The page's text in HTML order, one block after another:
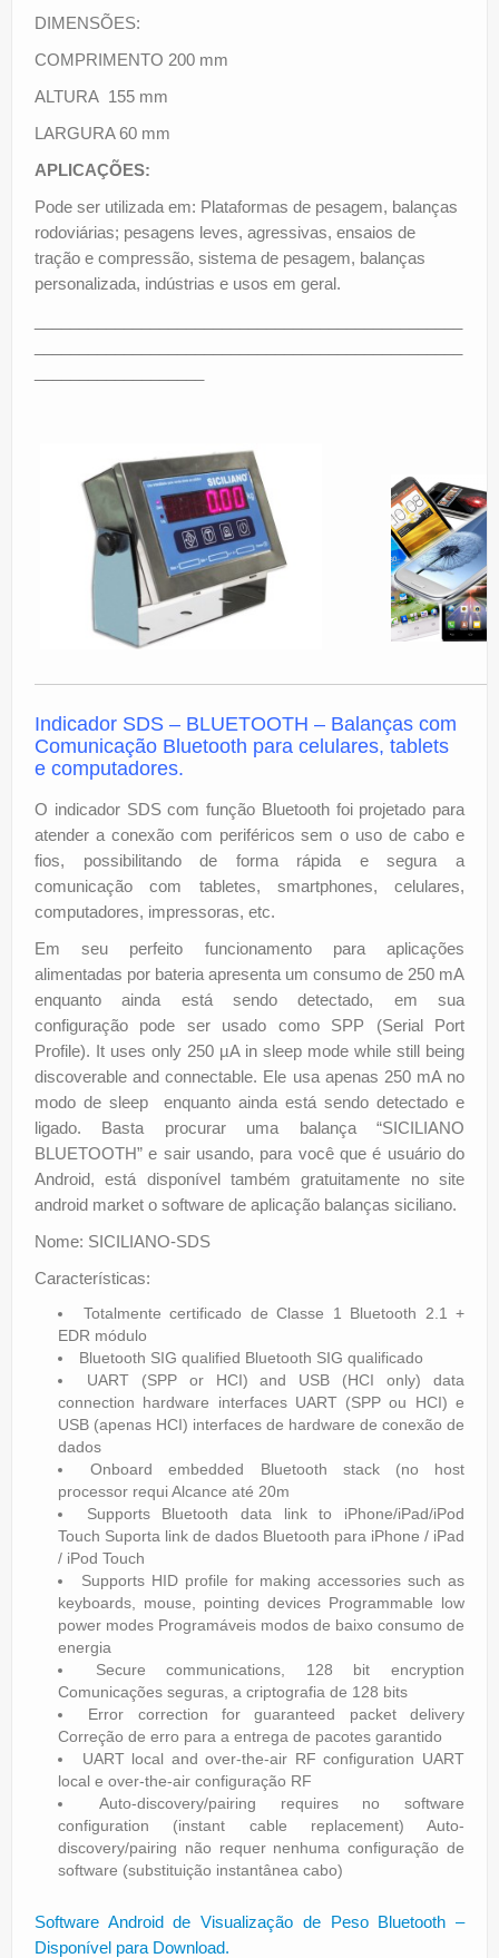
DIMENSÕES:
COMPRIMENTO 200 mm
ALTURA 155 mm
LARGURA 60 mm
APLICAÇÕES:
Pode ser utilizada em: Plataformas de pesagem, balanças
rodoviárias; pesagens leves, agressivas, ensaios de
tração e compressão, sistema de pesagem, balanças
personalizada, indústrias e usos em geral.
Indicador SDS – BLUETOOTH – Balanças com
Comunicação Bluetooth para celulares, tablets
e computadores.
O indicador SDS com função Bluetooth foi projetado para
atender a conexão com periféricos sem o uso de cabo e
fios, possibilitando de forma rápida e segura a
comunicação com tabletes, smartphones, celulares,
computadores, impressoras, etc.
Em seu perfeito funcionamento para aplicações
alimentadas por bateria apresenta um consumo de 250 mA
enquanto ainda está sendo detectado, em sua
configuração pode ser usado como SPP (Serial Port
Profile). It uses only 250 µA in sleep mode while still being
discoverable and connectable. Ele usa apenas 250 mA no
modo de sleep enquanto ainda está sendo detectado e
ligado. Basta procurar uma balança “SICILIANO
BLUETOOTH” e sair usando, para você que é usuário do
Android, está disponível também gratuitamente no site
android market o software de aplicação balanças siciliano.
Nome: SICILIANO-SDS
Características:
Totalmente certificado de Classe 1 Bluetooth 2.1 +
EDR módulo
Bluetooth SIG qualified Bluetooth SIG qualificado
UART (SPP or HCI) and USB (HCI only) data
connection hardware interfaces UART (SPP ou HCI) e
USB (apenas HCI) interfaces de hardware de conexão de
dados
Onboard embedded Bluetooth stack (no host
processor requi Alcance até 20m
Supports Bluetooth data link to iPhone/iPad/iPod
Touch Suporta link de dados Bluetooth para iPhone / iPad
/ iPod Touch
Supports HID profile for making accessories such as
keyboards, mouse, pointing devices Programmable low
power modes Programáveis ​​modos de baixo consumo de
energia
Secure communications, 128 bit encryption
Comunicações seguras, a criptografia de 128 bits
Error correction for guaranteed packet delivery
Correção de erro para a entrega de pacotes garantido
UART local and over-the-air RF configuration UART
local e over-the-air configuração RF
Auto-discovery/pairing requires no software
configuration (instant cable replacement) Auto-
discovery/pairing não requer nenhuma configuração de
software (substituição instantânea cabo)
Software Android de Visualização de Peso Bluetooth –
Disponível para Download.